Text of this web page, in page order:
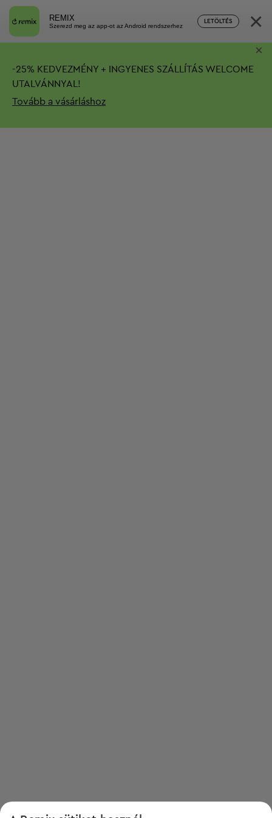
REMIX
Szerezd meg az app-ot az Android rendszerhez
LETÖLTÉS ×
-25% KEDVEZMÉNY + INGYENES SZÁLLÍTÁS WELCOME
UTALVÁNNYAL!
Tovább a vásárláshoz
×